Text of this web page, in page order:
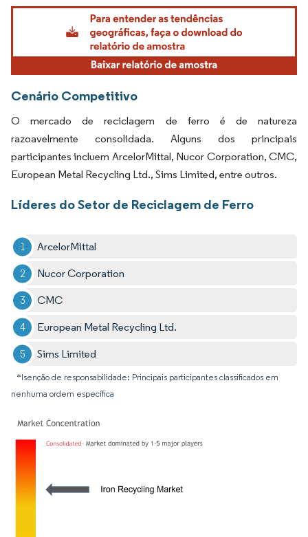
Imagem © Mordor Intelligence. O reuso requer atribuição conforme CC BY 4.0.
Cenário Competitivo
O mercado de reciclagem de ferro é de natureza
razoavelmente consolidada. Alguns dos principais
participantes incluem ArcelorMittal, Nucor Corporation, CMC,
European Metal Recycling Ltd., Sims Limited, entre outros.
Líderes do Setor de Reciclagem de Ferro
ArcelorMittal
Nucor Corporation
CMC
European Metal Recycling Ltd.
Sims Limited
*Isenção de responsabilidade: Principais participantes classificados em
nenhuma ordem específica